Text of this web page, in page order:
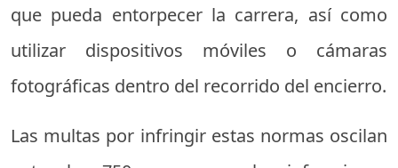
que pueda entorpecer la carrera, así como
utilizar dispositivos móviles o cámaras
fotográficas dentro del recorrido del encierro.
Las multas por infringir estas normas oscilan